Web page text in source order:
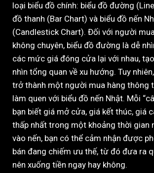
loại biểu đồ chính: biểu đồ đường
đồ thanh (Bar Chart) và biểu đồ nến
(Candlestick Chart). Đối với người
không chuyên, biểu đồ đường là dễ
các mức giá đóng cửa lại với nhau,
nhìn tổng quan về xu hướng. Tuy
trở thành một người mua hàng thông
làm quen với biểu đồ nến Nhật. Mỗi
bạn biết giá mở cửa, giá kết thúc, giá
thấp nhất trong một khoảng thời gian
vào nến, bạn có thể cảm nhận được
bán đang chiếm ưu thế, từ đó đưa ra
nên xuống tiền ngay hay không.